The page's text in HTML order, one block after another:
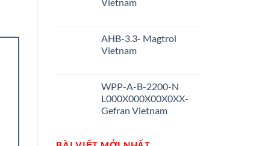
AHB-3.3- Magtrol
Vietnam
WPP-A-B-2200-N
L000X000X00X0XX-
Gefran Vietnam